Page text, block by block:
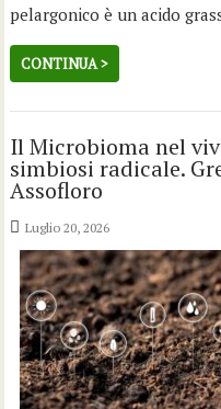
pelargonico è un acido
CONTINUA >
Il Microbioma nel
simbiosi radicale.
Assofloro
Luglio 20, 2026